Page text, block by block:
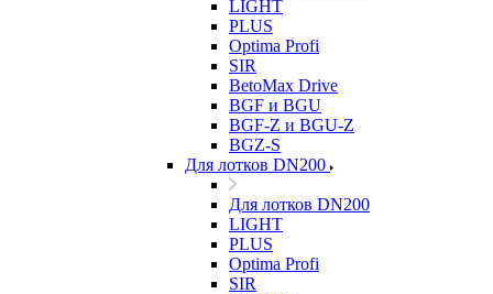
LIGHT
PLUS
Optima Profi
SIR
BetoMax Drive
BGF и BGU
BGF-Z и BGU-Z
BGZ-S
Для лотков DN200
Для лотков DN200
LIGHT
PLUS
Optima Profi
SIR